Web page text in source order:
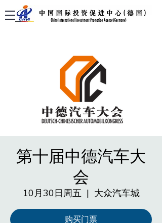
第十届中德汽车大
会
10月30日周五
  |
大众汽车城
购买门票